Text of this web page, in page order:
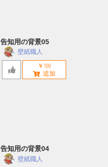
告知用の背景05
壁紙職人
￥100
告知用の背景04
壁紙職人